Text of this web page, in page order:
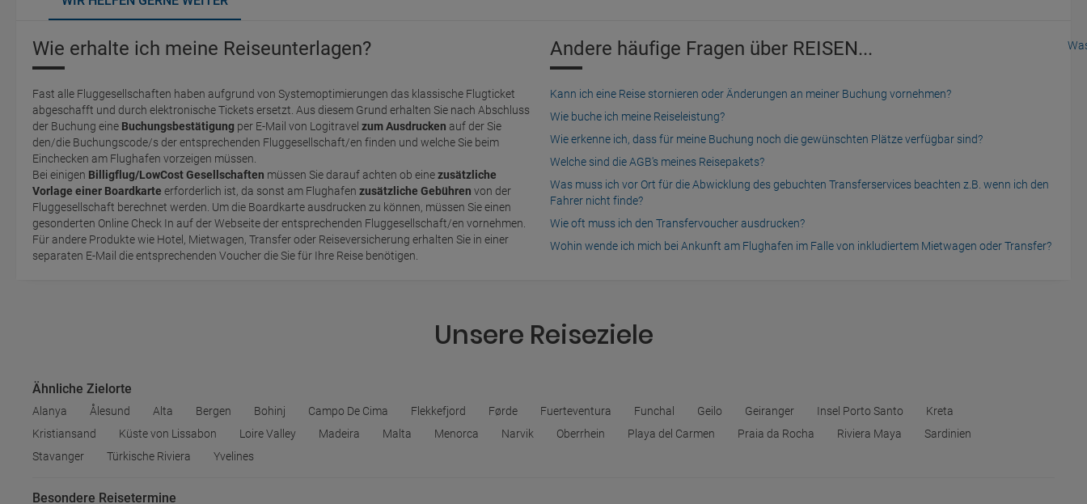
Wie erhalte ich meine Reiseunterlagen?
Fast alle Fluggesellschaften haben aufgrund von Systemoptimierungen das klassische Flugticket
abgeschafft und durch elektronische Tickets ersetzt. Aus diesem Grund erhalten Sie nach Abschluss
der Buchung eine Buchungsbestätigung per E-Mail von Logitravel zum Ausdrucken auf der Sie
den/die Buchungscode/s der entsprechenden Fluggesellschaft/en finden und welche Sie beim
Einchecken am Flughafen vorzeigen müssen.
Bei einigen Billigflug/LowCost Gesellschaften müssen Sie darauf achten ob einezusätzliche
Vorlage einer Boardkarte erforderlich ist, da sonst am Flughafen zusätzliche Gebühren von der
Fluggesellschaft berechnet werden. Um die Boardkarte ausdrucken zu können, müssen Sie einen
gesonderten Online Check In auf der Webseite der entsprechenden Fluggesellschaft/en vornehmen.
Für andere Produkte wie Hotel, Mietwagen, Transfer oder Reiseversicherung erhalten Sie in einer
separaten E-Mail die entsprechenden Voucher die Sie für Ihre Reise benötigen.
Andere häufige Fragen über REISEN...
Kann ich eine Reise stornieren oder Änderungen an meiner Buchung vornehmen?
Wie buche ich meine Reiseleistung?
Wie erkenne ich, dass für meine Buchung noch die gewünschten Plätze verfügbar sind?
Welche sind die AGB's meines Reisepakets?
Was muss ich vor Ort für die Abwicklung des gebuchten Transferservices beachten z.B. wenn ich den
Fahrer nicht finde?
Wie oft muss ich den Transfervoucher ausdrucken?
Wohin wende ich mich bei Ankunft am Flughafen im Falle von inkludiertem Mietwagen oder Transfer?
Unsere Reiseziele
Ähnliche Zielorte
Alanya Ålesund Alta Bergen Bohinj Campo De Cima Flekkefjord Førde Fuerteventura Funchal Geilo Geiranger Insel Porto Santo
Kreta
Kristiansand
Küste von Lissabon Loire Valley Madeira Malta Menorca Narvik Oberrhein Playa del Carmen Praia da Rocha Riviera Maya
Sardinien
Stavanger
Türkische Riviera Yvelines
Besondere Reisetermine